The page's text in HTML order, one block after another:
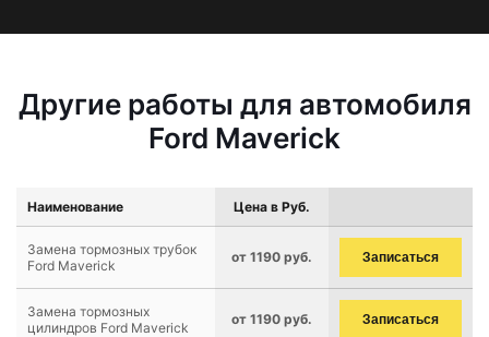
Другие работы для автомобиля
Ford Maverick
Наименование Цена в Руб.
Замена тормозных трубок
Ford Maverick
от 1190 руб. Записаться
Замена тормозных
цилиндров Ford Maverick
от 1190 руб. Записаться